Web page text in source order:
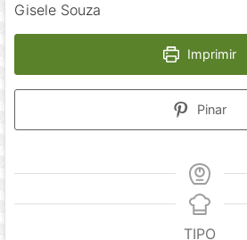
Gisele Souza
Imprimir
Pinar
TIPO